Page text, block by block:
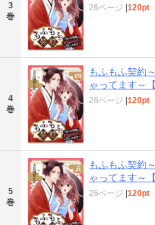
3
巻
26ページ 120pt
4
巻
もふもふ契約
ゃってます～
26ページ 120pt
5
巻
もふもふ契約
ゃってます～
26ページ 120pt